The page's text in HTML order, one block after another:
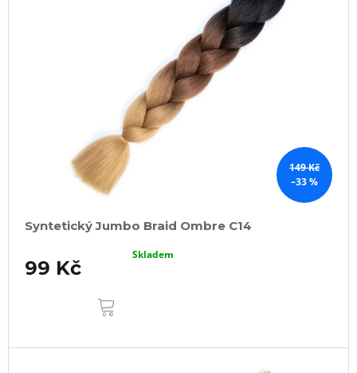
149 Kč
–33 %
Syntetický Jumbo Braid Ombre C14
99 Kč
Skladem